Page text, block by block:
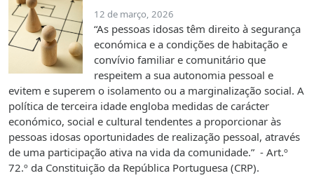
12 de março, 2026
“As pessoas idosas têm direito à segurança
económica e a condições de habitação e
convívio familiar e comunitário que
respeitem a sua autonomia pessoal e
evitem e superem o isolamento ou a marginalização social. A
política de terceira idade engloba medidas de carácter
económico, social e cultural tendentes a proporcionar às
pessoas idosas oportunidades de realização pessoal, através
de uma participação ativa na vida da comunidade.” - Art.º
72.º da Constituição da República Portuguesa (CRP).